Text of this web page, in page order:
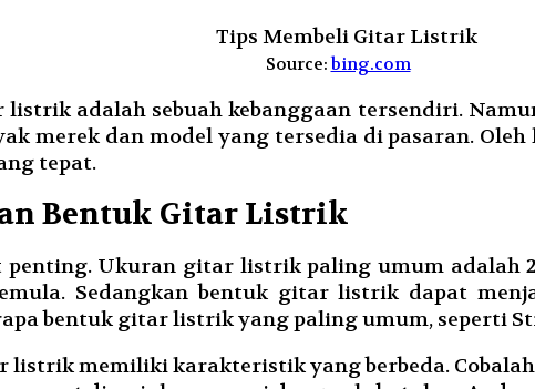
Source:bing.com
adalah sebuah kebanggaan tersendiri.
merek dan model yang tersedia di pasaran.
tepat.
Bentuk Gitar Listrik
Ukuran gitar listrik paling umum adalah
Sedangkan bentuk gitar listrik dapat
bentuk gitar listrik yang paling umum, seperti
memiliki karakteristik yang berbeda.